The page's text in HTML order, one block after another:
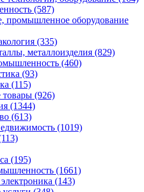
(587)
промышленное оборудование
(335)
металлоизделия (829)
(460)
(93)
(115)
товары (926)
(1344)
(613)
(1019)
(195)
(1661)
(143)